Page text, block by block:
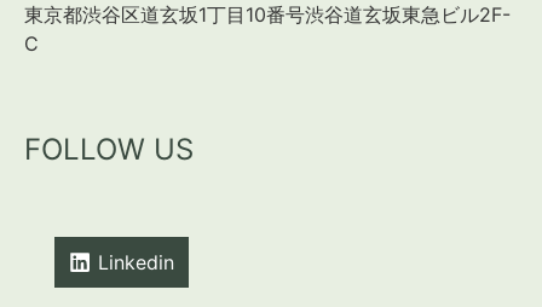
東京都渋谷区道玄坂1丁目10番号渋谷道玄坂東急ビル2F-
C
FOLLOW US
Linkedin